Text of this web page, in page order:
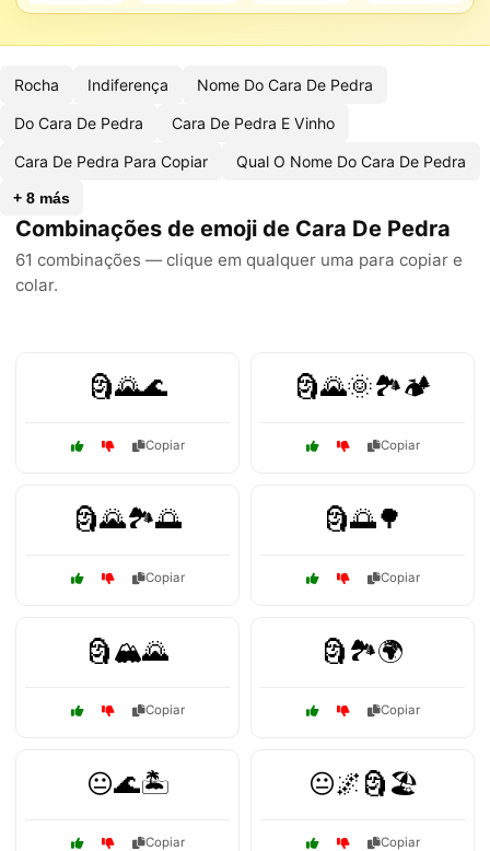
Rocha Indiferença Nome Do Cara De Pedra
Do Cara De Pedra Cara De Pedra E Vinho
Cara De Pedra Para Copiar Qual O Nome Do Cara De Pedra
+ 8 más
Combinações de emoji de Cara De Pedra
61 combinações — clique em qualquer uma para copiar e
colar.
🗿🌄🌊
Copiar
🗿🌄🌞🏞️🏕️
Copiar
🗿🌄🏞️🌅
Copiar
🗿🌅🌳
Copiar
🗿🏔️🌄
Copiar
🗿🏞️🌍
Copiar
😐🌊🏝️
Copiar
😐🌌🗿🏖️
Copiar